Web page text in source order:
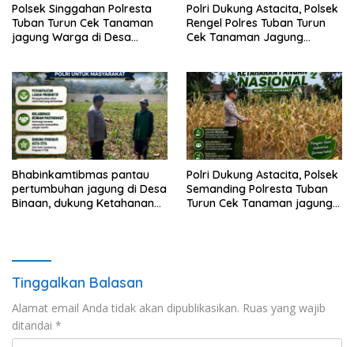
Polsek Singgahan Polresta
Tuban Turun Cek Tanaman
jagung Warga di Desa
Polri Dukung Astacita, Polsek
Rengel Polres Tuban Turun
Cek Tanaman Jagung
Bhabinkamtibmas pantau
pertumbuhan jagung di Desa
Binaan, dukung Ketahanan
Polri Dukung Astacita, Polsek
Semanding Polresta Tuban
Turun Cek Tanaman jagung
Tinggalkan Balasan
Alamat email Anda tidak akan dipublikasikan. Ruas yang wajib
ditandai *